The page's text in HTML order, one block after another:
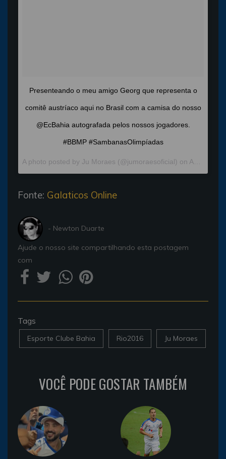
Presenteando o meu amigo Georg que representa o
comitê austríaco aqui no Brasil com a camisa do nosso
@EcBahia autografada pelos nossos jogadores.
#BBMP #SambanasOlimpíadas
A photo posted by Ju Moraes (@jumoraesoficial) on Aug 4, 2016 at 6:02pm PDT
Fonte: Galaticos Online
- Newton Duarte
Ajude o nosso site compartilhando esta postagem
com
Tags
Esporte Clube Bahia Rio2016 Ju Moraes
VOCÊ PODE GOSTAR TAMBÉM